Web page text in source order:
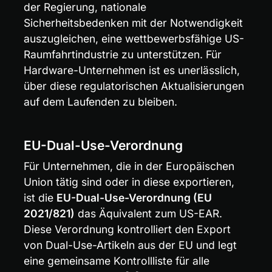
der Regierung, nationale
Sicherheitsbedenken mit der Notwendigkeit
auszugleichen, eine wettbewerbsfähige US-
Raumfahrtindustrie zu unterstützen. Für
Hardware-Unternehmen ist es unerlässlich,
über diese regulatorischen Aktualisierungen
auf dem Laufenden zu bleiben.
EU-Dual-Use-Verordnung
Für Unternehmen, die in der Europäischen
Union tätig sind oder in diese exportieren,
ist die EU-Dual-Use-Verordnung (EU
2021/821) das Äquivalent zum US-EAR.
Diese Verordnung kontrolliert den Export
von Dual-Use-Artikeln aus der EU und legt
eine gemeinsame Kontrollliste für alle